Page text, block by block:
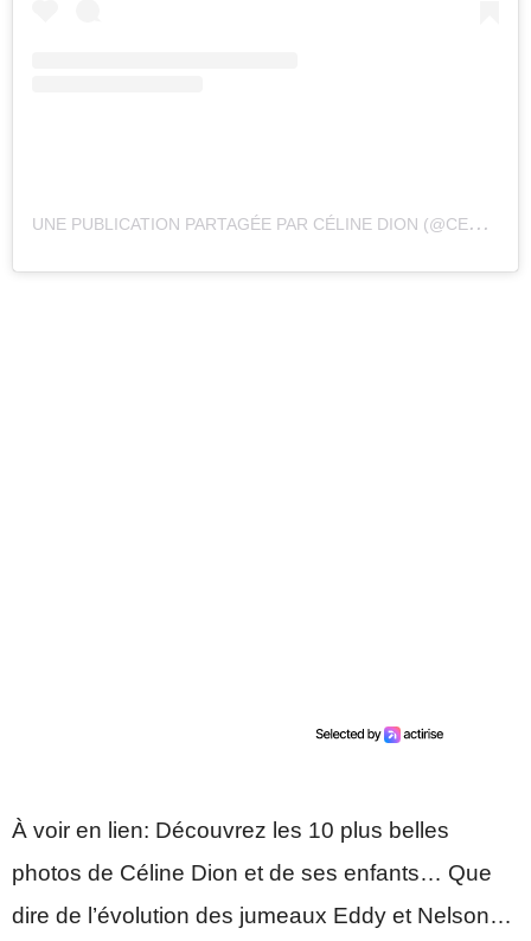
U
NE PUBLICATION PARTAGÉE PAR CÉLINE DION (@CELINEDION)
À voir en lien: Découvrez les 10 plus belles
photos de Céline Dion et de ses enfants… Que
dire de l’évolution des jumeaux Eddy et Nelson…